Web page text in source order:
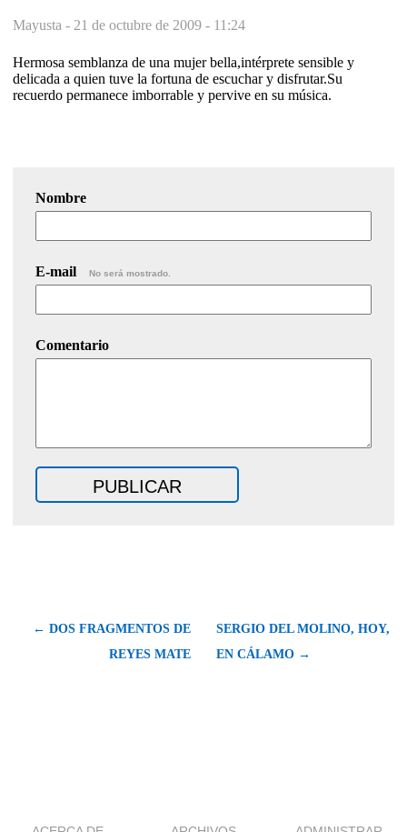
Mayusta - 21 de octubre de 2009 - 11:24
Hermosa semblanza de una mujer bella,intérprete sensible y
delicada a quien tuve la fortuna de escuchar y disfrutar.Su
recuerdo permanece imborrable y pervive en su música.
Nombre
E-mail No será mostrado.
Comentario
← DOS FRAGMENTOS DE
REYES MATE
SERGIO DEL MOLINO, HOY,
EN CÁLAMO →